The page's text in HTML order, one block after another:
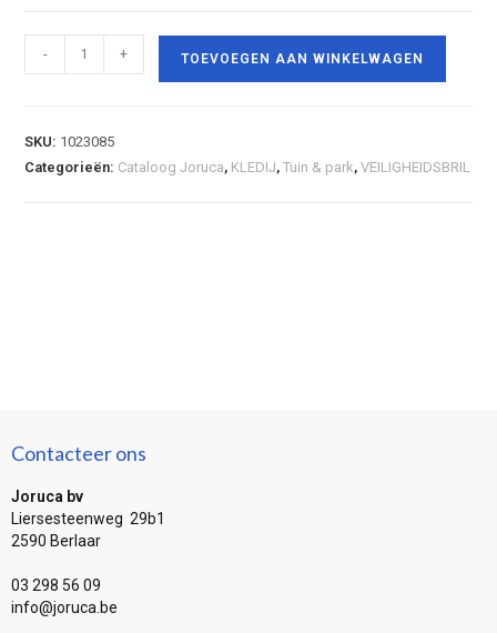
- + TOEVOEGEN AAN WINKELWAGEN
SKU: 1023085
Categorieën: Cataloog Joruca, KLEDIJ,Tuin & park,VEILIGHEIDSBRIL
Contacteer ons
Joruca bv
Liersesteenweg 29b1
2590 Berlaar
03 298 56 09
info@joruca.be